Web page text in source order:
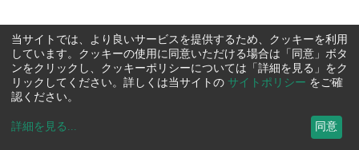
当サイトでは、より良いサービスを提供するため、クッキーを利用
しています。クッキーの使用に同意いただける場合は「同意」ボタ
ンをクリックし、クッキーポリシーについては「詳細を見る」をク
リックしてください。詳しくは当サイトの サイトポリシー をご確
認ください。
詳細を見る ... 同意